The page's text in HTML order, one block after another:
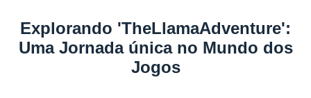
Explorando 'TheLlamaAdventure':
Uma Jornada única no Mundo dos
Jogos